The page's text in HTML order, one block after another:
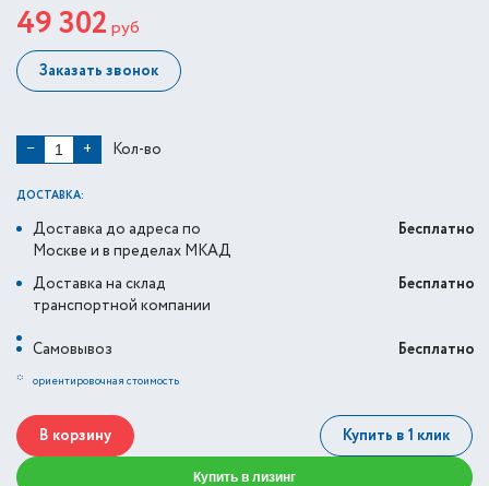
49 302 руб
Заказать звонок
− + Кол-во
ДОСТАВКА:
Доставка до адреса по
Москве и в пределах МКАД
Бесплатно
Доставка на склад
транспортной компании
Бесплатно
Самовывоз
Бесплатно
* ориентировочная стоимость
В корзину Купить в 1 клик
Купить в лизинг